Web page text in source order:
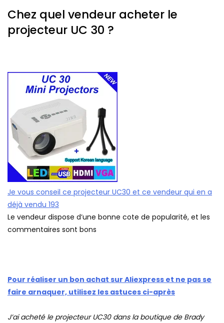
Chez quel vendeur acheter le
projecteur UC 30 ?
Je vous conseil ce projecteur UC30 et ce vendeur qui en a
déjà vendu 193
Le vendeur dispose d’une bonne cote de popularité, et les
commentaires sont bons
Pour réaliser un bon achat sur Aliexpress et ne pas se
faire arnaquer, utilisez les astuces ci-après
J’ai acheté le projecteur UC30 dans la boutique de Brady